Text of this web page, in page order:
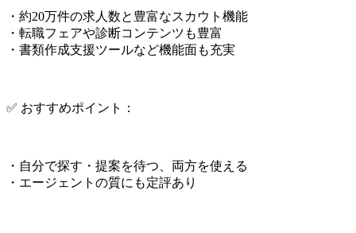
・約20万件の求人数と豊富なスカウト機能
・転職フェアや診断コンテンツも豊富
・書類作成支援ツールなど機能面も充実
✅ おすすめポイント：
・自分で探す・提案を待つ、両方を使える
・エージェントの質にも定評あり